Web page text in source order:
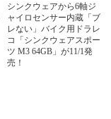
シンクウェアから6軸ジ
ャイロセンサー内蔵「ブ
レない」バイク用ドラレ
コ「シンクウェアスポー
ツ M3 64GB」が11/1発
売！